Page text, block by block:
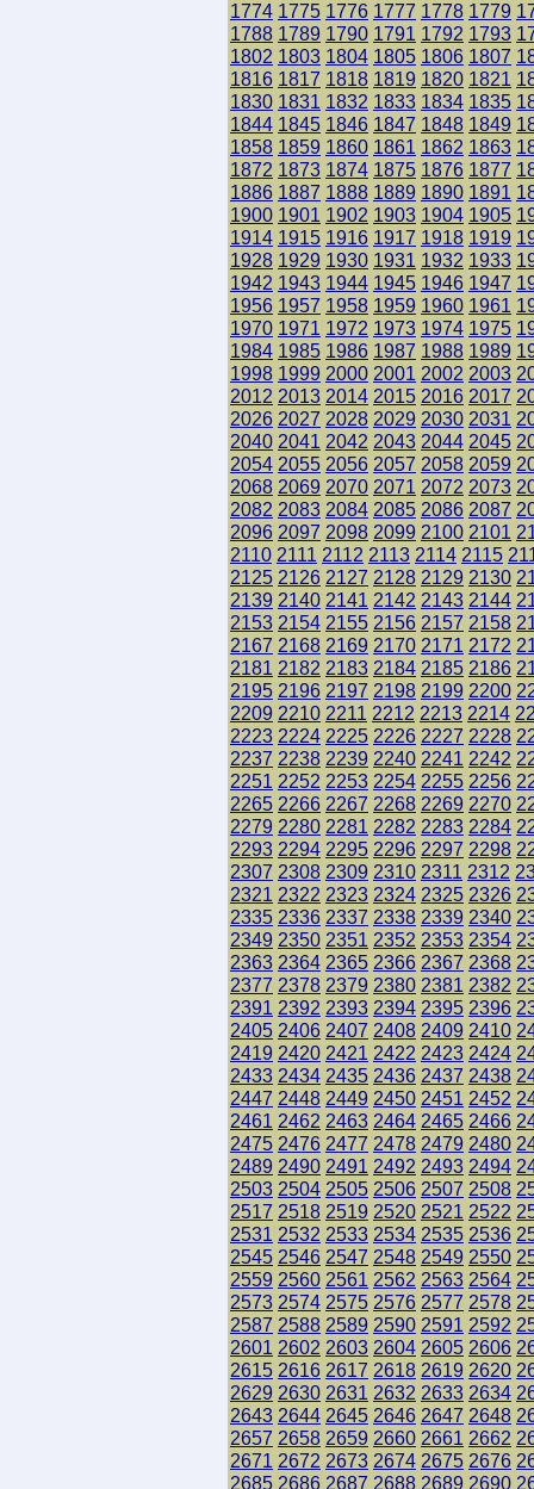
1774 1775 1776 1777 1778 1779
1788 1789 1790 1791 1792 1793
1802 1803 1804 1805 1806 1807
1816 1817 1818 1819 1820 1821
1830 1831 1832 1833 1834 1835
1844 1845 1846 1847 1848 1849
1858 1859 1860 1861 1862 1863
1872 1873 1874 1875 1876 1877
1886 1887 1888 1889 1890 1891
1900 1901 1902 1903 1904 1905
1914 1915 1916 1917 1918 1919
1928 1929 1930 1931 1932 1933
1942 1943 1944 1945 1946 1947
1956 1957 1958 1959 1960 1961
1970 1971 1972 1973 1974 1975
1984 1985 1986 1987 1988 1989
1998 1999 2000 2001 2002 2003
2012 2013 2014 2015 2016 2017
2026 2027 2028 2029 2030 2031
2040 2041 2042 2043 2044 2045
2054 2055 2056 2057 2058 2059
2068 2069 2070 2071 2072 2073
2082 2083 2084 2085 2086 2087
2096 2097 2098 2099 2100 2101
2110 2111 2112 2113 2114 2115
2125 2126 2127 2128 2129 2130
2139 2140 2141 2142 2143 2144
2153 2154 2155 2156 2157 2158
2167 2168 2169 2170 2171 2172
2181 2182 2183 2184 2185 2186
2195 2196 2197 2198 2199 2200
2209 2210 2211 2212 2213 2214
2223 2224 2225 2226 2227 2228
2237 2238 2239 2240 2241 2242
2251 2252 2253 2254 2255 2256
2265 2266 2267 2268 2269 2270
2279 2280 2281 2282 2283 2284
2293 2294 2295 2296 2297 2298
2307 2308 2309 2310 2311 2312
2321 2322 2323 2324 2325 2326
2335 2336 2337 2338 2339 2340
2349 2350 2351 2352 2353 2354
2363 2364 2365 2366 2367 2368
2377 2378 2379 2380 2381 2382
2391 2392 2393 2394 2395 2396
2405 2406 2407 2408 2409 2410
2419 2420 2421 2422 2423 2424
2433 2434 2435 2436 2437 2438
2447 2448 2449 2450 2451 2452
2461 2462 2463 2464 2465 2466
2475 2476 2477 2478 2479 2480
2489 2490 2491 2492 2493 2494
2503 2504 2505 2506 2507 2508
2517 2518 2519 2520 2521 2522
2531 2532 2533 2534 2535 2536
2545 2546 2547 2548 2549 2550
2559 2560 2561 2562 2563 2564
2573 2574 2575 2576 2577 2578
2587 2588 2589 2590 2591 2592
2601 2602 2603 2604 2605 2606
2615 2616 2617 2618 2619 2620
2629 2630 2631 2632 2633 2634
2643 2644 2645 2646 2647 2648
2657 2658 2659 2660 2661 2662
2671 2672 2673 2674 2675 2676
2685 2686 2687 2688 2689 2690